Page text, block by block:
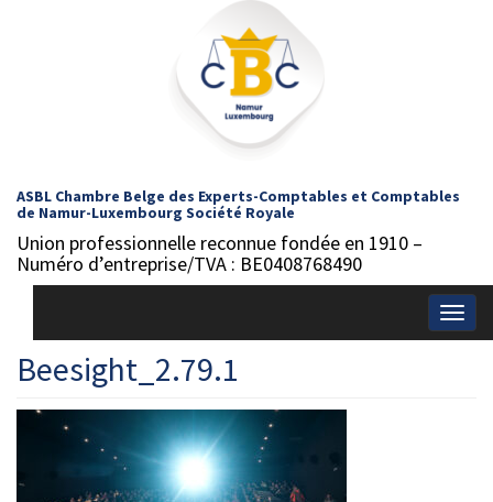
ASBL Chambre Belge des Experts-Comptables et Comptables
de Namur-Luxembourg Société Royale
Union professionnelle reconnue fondée en 1910 –
Numéro d’entreprise/TVA : BE0408768490
Beesight_2.79.1